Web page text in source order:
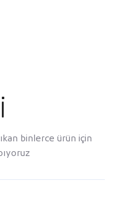
binlerce ürün için